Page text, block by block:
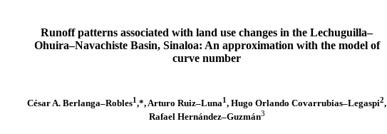
Runoff patterns associated with land use changes in the Lechuguilla–
Ohuira–Navachiste Basin, Sinaloa: An approximation with the model of
curve number
César A. Berlanga–Robles1,*, Arturo Ruiz–Luna1, Hugo Orlando Covarrubias–Legaspi2,
Rafael Hernández–Guzmán3